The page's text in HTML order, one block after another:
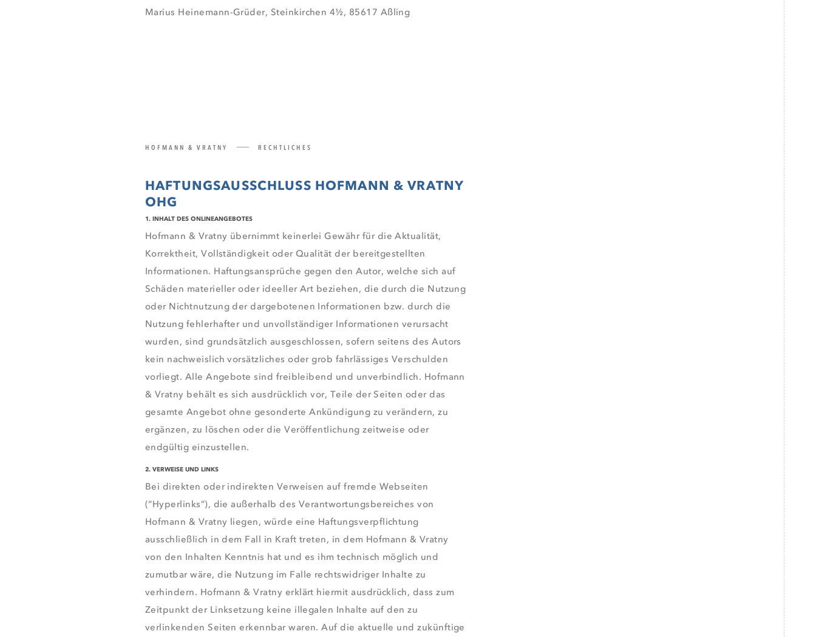
Marius Heinemann-Grüder, Steinkirchen 4½, 85617 Aßling
HOFMANN & VRATNY RECHTLICHES
HAFTUNGSAUSSCHLUSS HOFMANN & VRATNY
OHG
1. INHALT DES ONLINEANGEBOTES
Hofmann & Vratny übernimmt keinerlei Gewähr für die Aktualität,
Korrektheit, Vollständigkeit oder Qualität der bereitgestellten
Informationen. Haftungsansprüche gegen den Autor, welche sich auf
Schäden materieller oder ideeller Art beziehen, die durch die Nutzung
oder Nichtnutzung der dargebotenen Informationen bzw. durch die
Nutzung fehlerhafter und unvollständiger Informationen verursacht
wurden, sind grundsätzlich ausgeschlossen, sofern seitens des Autors
kein nachweislich vorsätzliches oder grob fahrlässiges Verschulden
vorliegt. Alle Angebote sind freibleibend und unverbindlich. Hofmann
& Vratny behält es sich ausdrücklich vor, Teile der Seiten oder das
gesamte Angebot ohne gesonderte Ankündigung zu verändern, zu
ergänzen, zu löschen oder die Veröffentlichung zeitweise oder
endgültig einzustellen.
2. VERWEISE UND LINKS
Bei direkten oder indirekten Verweisen auf fremde Webseiten
(“Hyperlinks”), die außerhalb des Verantwortungsbereiches von
Hofmann & Vratny liegen, würde eine Haftungsverpflichtung
ausschließlich in dem Fall in Kraft treten, in dem Hofmann & Vratny
von den Inhalten Kenntnis hat und es ihm technisch möglich und
zumutbar wäre, die Nutzung im Falle rechtswidriger Inhalte zu
verhindern. Hofmann & Vratny erklärt hiermit ausdrücklich, dass zum
Zeitpunkt der Linksetzung keine illegalen Inhalte auf den zu
verlinkenden Seiten erkennbar waren. Auf die aktuelle und zukünftige